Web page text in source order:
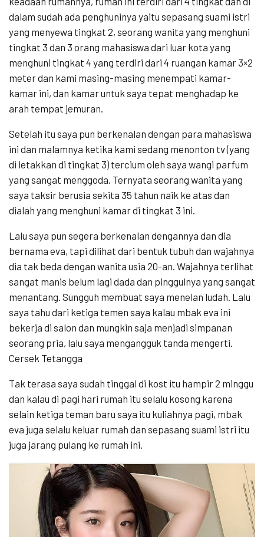
dalam sudah ada penghuninya yaitu sepasang suami istri
yang menyewa tingkat 2, seorang wanita yang menghuni
tingkat 3 dan 3 orang mahasiswa dari luar kota yang
menghuni tingkat 4 yang terdiri dari 4 ruangan kamar 3×2
meter dan kami masing-masing menempati kamar-
kamar ini, dan kamar untuk saya tepat menghadap ke
arah tempat jemuran.
Setelah itu saya pun berkenalan dengan para mahasiswa
ini dan malamnya ketika kami sedang menonton tv (yang
di letakkan di tingkat 3) tercium oleh saya wangi parfum
yang sangat menggoda. Ternyata seorang wanita yang
saya taksir berusia sekita 35 tahun naik ke atas dan
dialah yang menghuni kamar di tingkat 3 ini.
Lalu saya pun segera berkenalan dengannya dan dia
bernama eva, tapi dilihat dari bentuk tubuh dan wajahnya
dia tak beda dengan wanita usia 20-an. Wajahnya terlihat
sangat manis belum lagi dada dan pinggulnya yang sangat
menantang. Sungguh membuat saya menelan ludah. Lalu
saya tahu dari ketiga temen saya kalau mbak eva ini
bekerja di salon dan mungkin saja menjadi simpanan
seorang pria, lalu saya mengangguk tanda mengerti.
Cersek Tetangga
Tak terasa saya sudah tinggal di kost itu hampir 2 minggu
dan kalau di pagi hari rumah itu selalu kosong karena
selain ketiga teman baru saya itu kuliahnya pagi, mbak
eva juga selalu keluar rumah dan sepasang suami istri itu
juga jarang pulang ke rumah ini.